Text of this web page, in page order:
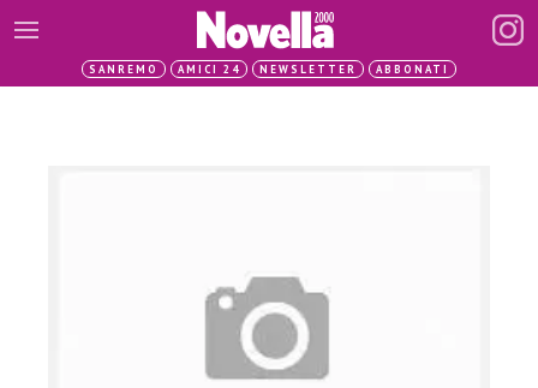
SANREMO AMICI 24 NEWSLETTER ABBONATI